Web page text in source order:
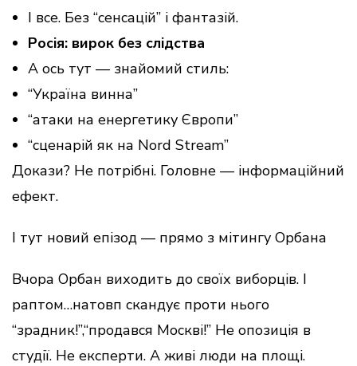
І все. Без “сенсацій” і фантазій.
Росія: вирок без слідства
А ось тут — знайомий стиль:
“Україна винна”
“атаки на енергетику Європи”
“сценарій як на Nord Stream”
Докази? Не потрібні. Головне — інформаційний
ефект.
І тут новий епізод — прямо з мітингу Орбана
Вчора Орбан виходить до своїх виборців. І
раптом…натовп скандує проти нього
“зрадник!”,“продався Москві!” Не опозиція в
студії. Не експерти. А живі люди на площі.